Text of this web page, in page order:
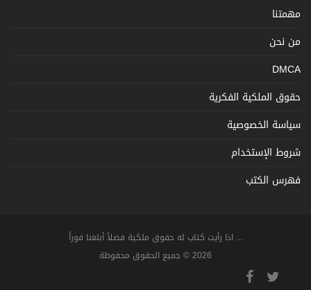
مهمتنا
من نحن
DMCA
حقوق الملكية الفكرية
سياسة الخصوصية
شروط الإستخدام
فهرس الكتب
... اذا رأيت كتاب له حقوق ملكية فضلاً أبلغنا فوراً
2026 © جميع الحقوق محفوظة